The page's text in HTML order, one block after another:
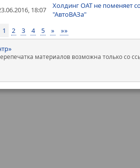
18:07
Холдинг ОАТ не поменяет
"АвтоВАЗа"
1
2 3 4 5 » »»
материалов возможна только со